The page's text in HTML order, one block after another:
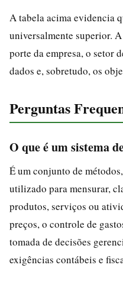
A tabela acima evidencia
universalmente superior.
porte da empresa, o setor
dados e, sobretudo, os
Perguntas
O que é um sistema
É um conjunto de
utilizado para mensurar,
produtos, serviços ou
preços, o controle de
tomada de decisões
exigências contábeis e